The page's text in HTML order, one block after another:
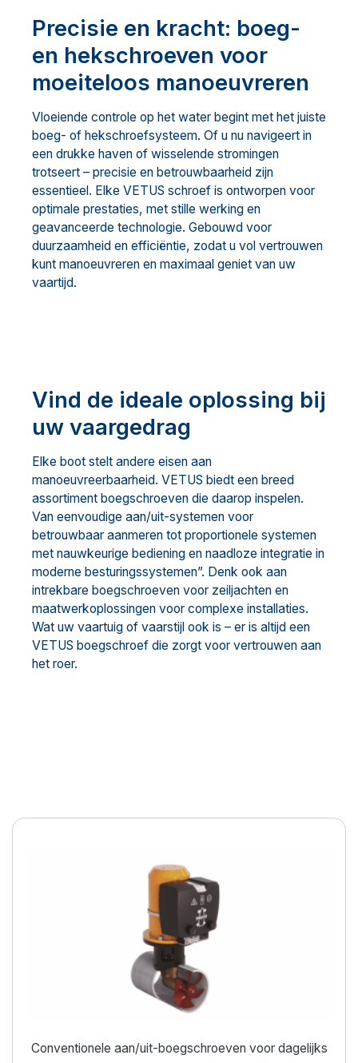
Precisie en kracht: boeg-
en hekschroeven voor
moeiteloos manoeuvreren
Vloeiende controle op het water begint met het juiste
boeg- of hekschroefsysteem. Of u nu navigeert in
een drukke haven of wisselende stromingen
trotseert – precisie en betrouwbaarheid zijn
essentieel. Elke VETUS schroef is ontworpen voor
optimale prestaties, met stille werking en
geavanceerde technologie. Gebouwd voor
duurzaamheid en efficiëntie, zodat u vol vertrouwen
kunt manoeuvreren en maximaal geniet van uw
vaartijd.
Vind de ideale oplossing bij
uw vaargedrag
Elke boot stelt andere eisen aan
manoeuvreerbaarheid. VETUS biedt een breed
assortiment boegschroeven die daarop inspelen.
Van eenvoudige aan/uit-systemen voor
betrouwbaar aanmeren tot proportionele systemen
met nauwkeurige bediening en naadloze integratie in
moderne besturingssystemen”. Denk ook aan
intrekbare boegschroeven voor zeiljachten en
maatwerkoplossingen voor complexe installaties.
Wat uw vaartuig of vaarstijl ook is – er is altijd een
VETUS boegschroef die zorgt voor vertrouwen aan
het roer.
Conventionele aan/uit-boegschroeven voor dagelijks